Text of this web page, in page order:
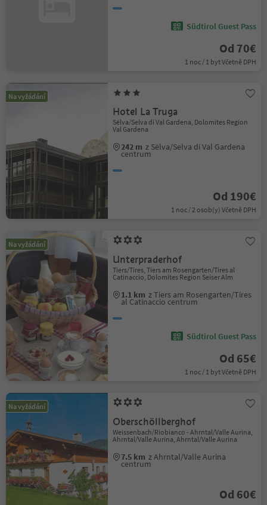
Südtirol Guest Pass
Od 70€
1 noc / 1 byt Včetně DPH
Na vyžádání
Hotel La Truga
Sëlva/Selva di Val Gardena, Dolomites Region
Val Gardena
242 m z Sëlva/Selva di Val Gardena
centrum
Od 190€
1 noc / 2 osob(y) Včetně DPH
Na vyžádání
Unterpraderhof
Tiers/Tires, Tiers am Rosengarten/Tires al
Catinaccio, Dolomites Region Seiser Alm
1.1 km z Tiers am Rosengarten/Tires
al Catinaccio centrum
Südtirol Guest Pass
Od 65€
1 noc / 1 byt Včetně DPH
Na vyžádání
Oberschöllberghof
Weissenbach/Riobianco - Ahrntal/Valle Aurina,
Ahrntal/Valle Aurina, Ahrntal/Valle Aurina
7.5 km z Ahrntal/Valle Aurina
centrum
Od 60€